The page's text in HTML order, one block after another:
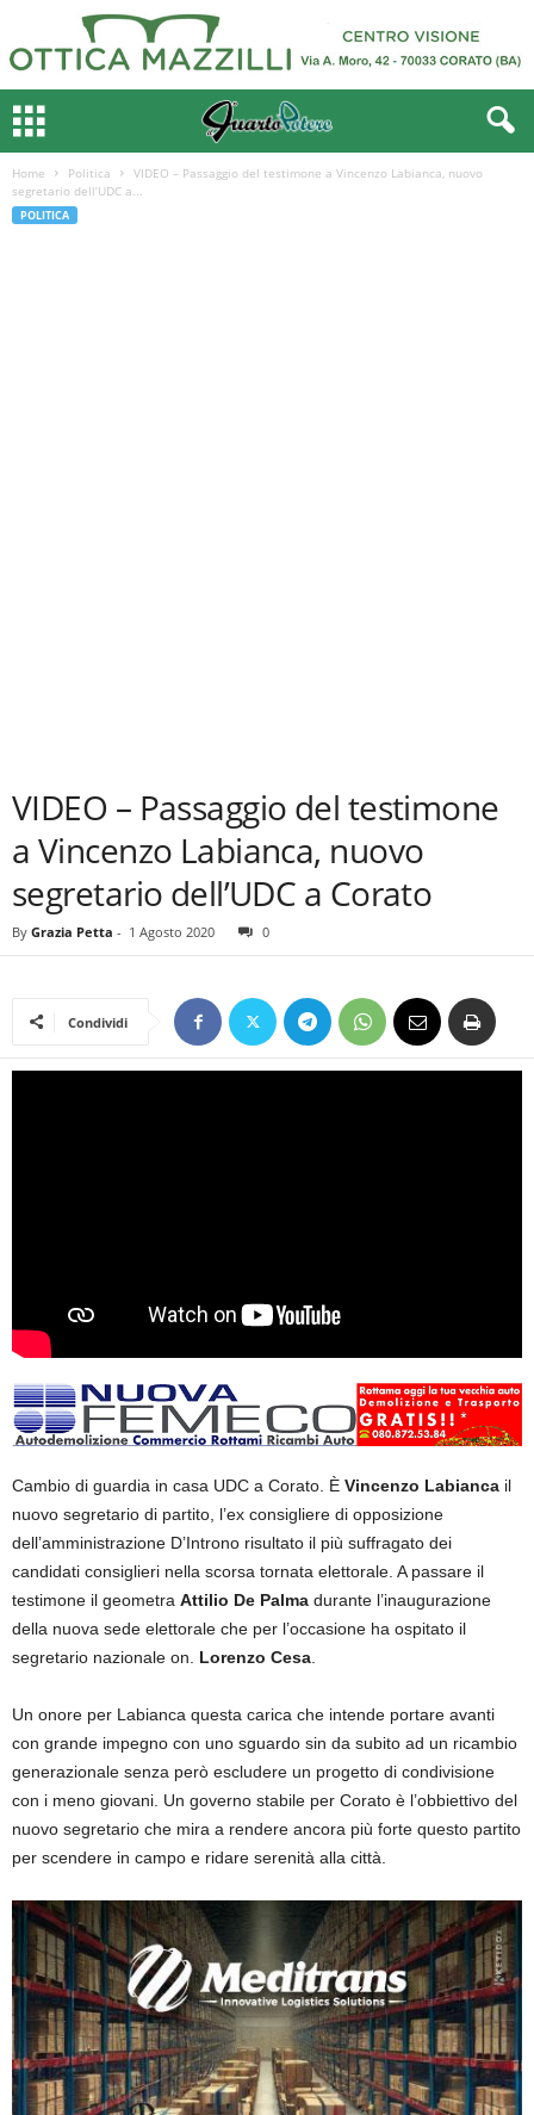
Home Politica
VIDEO – Passaggio del testimone a Vincenzo Labianca, nuovo
segretario dell’UDC a...
POLITICA
VIDEO – Passaggio del testimone
a Vincenzo Labianca, nuovo
segretario dell’UDC a Corato
By Grazia Petta - 1 Agosto 2020 0
Condividi
Cambio di guardia in casa UDC a Corato. È Vincenzo Labianca il
nuovo segretario di partito, l’ex consigliere di opposizione
dell’amministrazione D’Introno risultato il più suffragato dei
candidati consiglieri nella scorsa tornata elettorale. A passare il
testimone il geometra Attilio De Palma durante l’inaugurazione
della nuova sede elettorale che per l’occasione ha ospitato il
segretario nazionale on. Lorenzo Cesa
Un onore per Labianca questa carica che intende portare avanti
con grande impegno con uno sguardo sin da subito ad un ricambio
generazionale senza però escludere un progetto di condivisione
con i meno giovani. Un governo stabile per Corato è l’obbiettivo del
nuovo segretario che mira a rendere ancora più forte questo partito
per scendere in campo e ridare serenità alla città.